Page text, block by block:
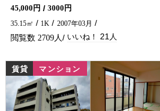
45,000円
3000円
35.15㎡
1K 2007年03月
2709 21
賃貸 マンション